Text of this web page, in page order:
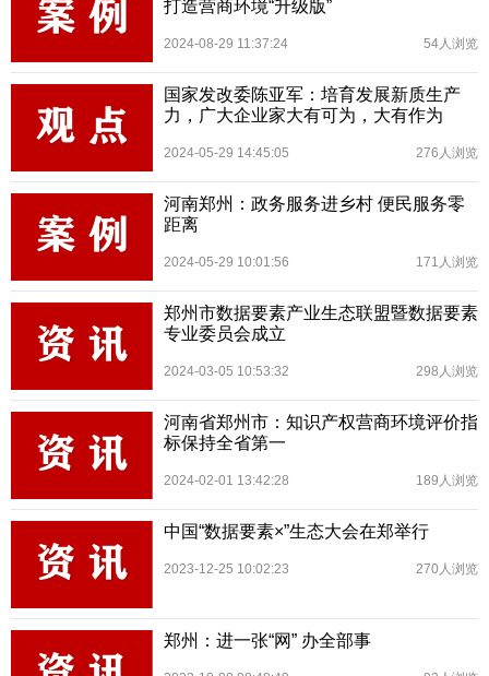
打造营商环境“升级版”
2024-08-29 11:37:24 54人浏览
国家发改委陈亚军：培育发展新质生产
力，广大企业家大有可为，大有作为
2024-05-29 14:45:05 276人浏览
河南郑州：政务服务进乡村 便民服务零
距离
2024-05-29 10:01:56 171人浏览
郑州市数据要素产业生态联盟暨数据要素
专业委员会成立
2024-03-05 10:53:32 298人浏览
河南省郑州市：知识产权营商环境评价指
标保持全省第一
2024-02-01 13:42:28 189人浏览
中国“数据要素×”生态大会在郑举行
2023-12-25 10:02:23 270人浏览
郑州：进一张“网” 办全部事